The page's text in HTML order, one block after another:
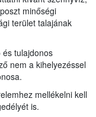
minőségi
terület talajának
tulajdonos
nem a kihelyezéssel
mellékelni kell
is.